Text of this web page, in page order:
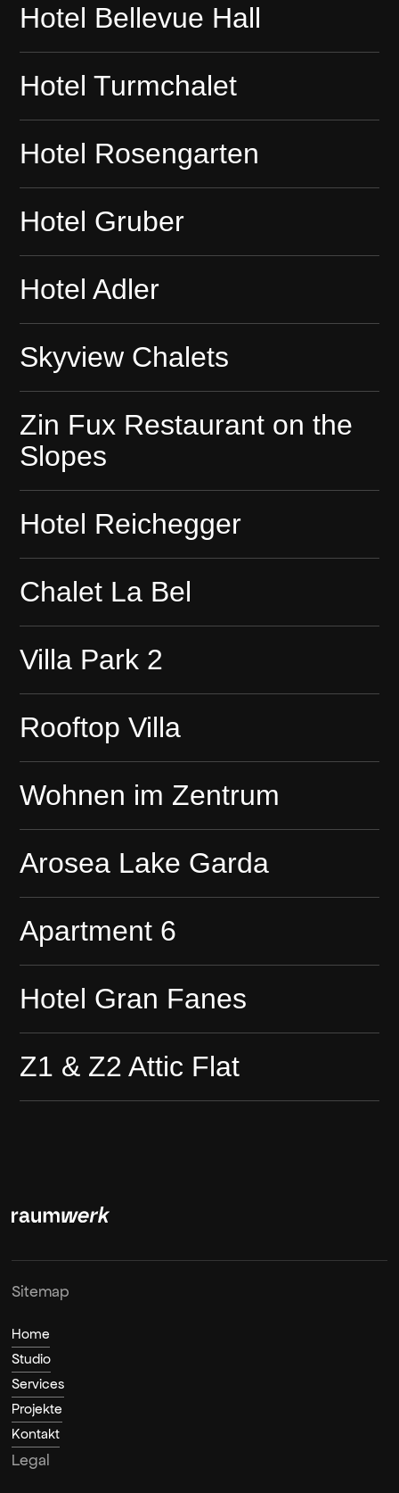
Hotel Bellevue Hall
Hotel Turmchalet
Hotel Rosengarten
Hotel Gruber
Hotel Adler
Skyview Chalets
Zin Fux Restaurant on the
Slopes
Hotel Reichegger
Chalet La Bel
Villa Park 2
Rooftop Villa
Wohnen im Zentrum
Arosea Lake Garda
Apartment 6
Hotel Gran Fanes
Z1 & Z2 Attic Flat
Sitemap
Home
Studio
Services
Projekte
Kontakt
Legal